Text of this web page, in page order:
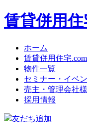
賃貸併用
ホーム
賃貸併用住宅
物件一覧
セミナー・イベ
売主・管理会社
採用情報
友だち追加